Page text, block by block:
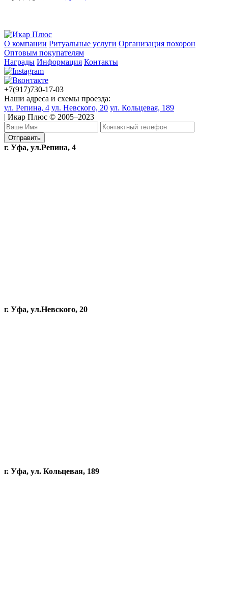
О компании Ритуальные услуги Организация похорон
Оптовым покупателям
Награды Информация Контакты
+7(917)730-17-03
Наши адреса и схемы проезда:
ул. Репина, 4 ул. Невского, 20 ул. Кольцевая, 189
| Икар Плюс © 2005–2023
г. Уфа, ул.Репина, 4
г. Уфа, ул.Невского, 20
г. Уфа, ул. Кольцевая, 189